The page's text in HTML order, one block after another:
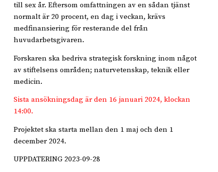
till sex år. Eftersom omfattningen av en sådan tjänst
normalt är 20 procent, en dag i veckan, krävs
medfinansiering för resterande del från
huvudarbetsgivaren.
Forskaren ska bedriva strategisk forskning inom något
av stiftelsens områden; naturvetenskap, teknik eller
medicin.
Sista ansökningsdag är den 16 januari 2024, klockan
14:00.
Projektet ska starta mellan den 1 maj och den 1
december 2024.
UPPDATERING 2023-09-28